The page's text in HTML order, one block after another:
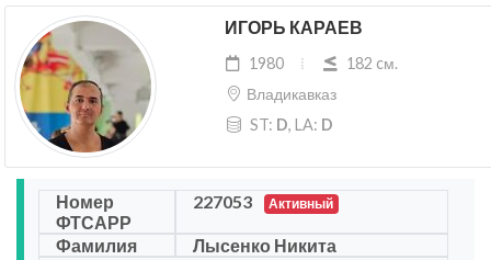
ИГОРЬ КАРАЕВ
1980
182 cм.
Владикавказ
ST: D, LA: D
Номер
ФТСАРР
227053 Активный
Фамилия
Лысенко Никита